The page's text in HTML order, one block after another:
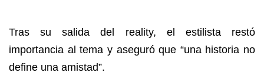
Tras su salida del reality, el estilista restó
importancia al tema y aseguró que “una historia no
define una amistad”.